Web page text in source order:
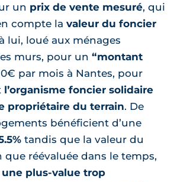
un prix de vente mesuré, qui
compte la valeur du foncier
lui, loué aux ménages
murs, pour un “montant
par mois à Nantes, pour
l’organisme foncier solidaire
propriétaire du terrain. De
bénéficient d’une
tandis que la valeur du
réévaluée dans le temps,
une plus-value trop